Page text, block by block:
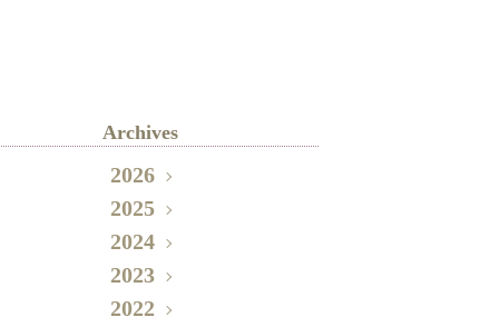
Archives
2026
Mai (2)
2025
Novembre
Octobre
Juin (1)
2024
Septembre
Août (1)
2023
Décembre
2022